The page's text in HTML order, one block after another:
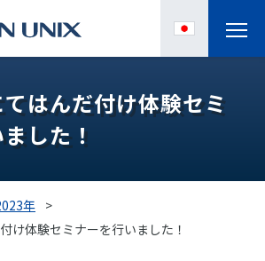
はんだ付け体験セミ
した！
年 >
け体験セミナーを行いました！